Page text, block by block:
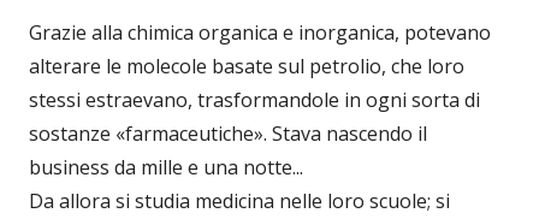
Grazie alla chimica organica e inorganica, potevano
alterare le molecole basate sul petrolio, che loro
stessi estraevano, trasformandole in ogni sorta di
sostanze «farmaceutiche». Stava nascendo il
business da mille e una notte...
Da allora si studia medicina nelle loro scuole; si